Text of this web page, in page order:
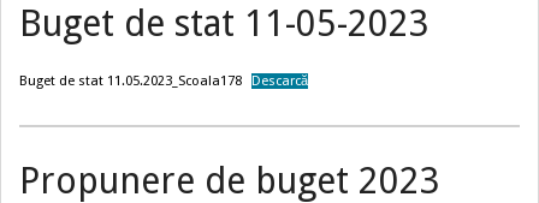
Buget de stat 11-05-2023
Buget de stat 11.05.2023_Scoala178 Descarcă
Propunere de buget 2023